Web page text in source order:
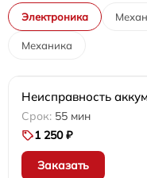
Электроника
Механика
Неисправность
55 мин
1 250 ₽
Заказать